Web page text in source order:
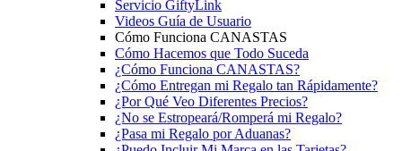
Servicio GiftyLink
Videos Guía de Usuario
Cómo Funciona CANASTAS
Cómo Hacemos que Todo Suceda
¿Cómo Funciona CANASTAS?
¿Cómo Entregan mi Regalo tan Rápidamente?
¿Por Qué Veo Diferentes Precios?
¿No se Estropeará/Romperá mi Regalo?
¿Pasa mi Regalo por Aduanas?